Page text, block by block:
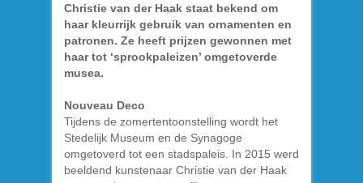
Christie van der Haak staat bekend om
haar kleurrijk gebruik van ornamenten en
patronen. Ze heeft prijzen gewonnen met
haar tot ‘sprookpaleizen’ omgetoverde
musea.
Nouveau Deco
Tijdens de zomertentoonstelling wordt het
Stedelijk Museum en de Synagoge
omgetoverd tot een stadspaleis. In 2015 werd
beeldend kunstenaar Christie van der Haak